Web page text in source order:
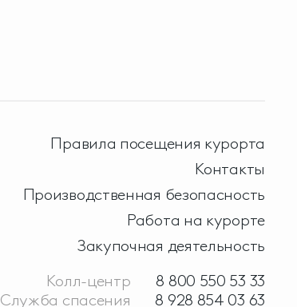
Правила посещения курорта
Контакты
Производственная безопасность
Работа на курорте
Закупочная деятельность
Колл-центр
8 800 550 53 33
Служба спасения
8 928 854 03 63